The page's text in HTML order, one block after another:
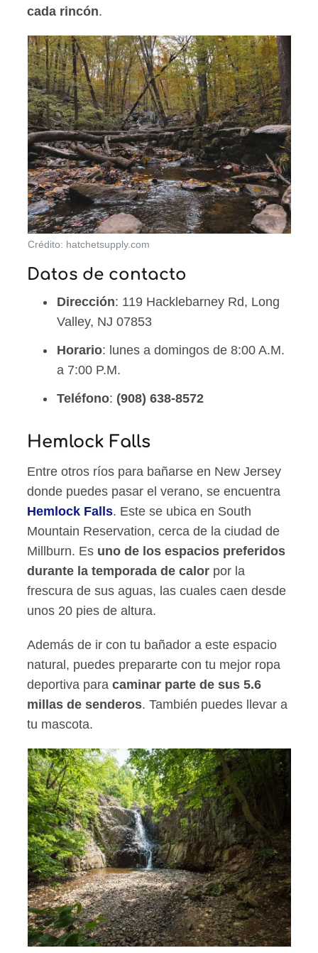
cada rincón.
Crédito: hatchetsupply.com
Datos de contacto
Dirección: 119 Hacklebarney Rd, Long
Valley, NJ 07853
Horario: lunes a domingos de 8:00 A.M.
a 7:00 P.M.
Teléfono: (908) 638-8572
Hemlock Falls
Entre otros ríos para bañarse en New Jersey
donde puedes pasar el verano, se encuentra
Hemlock Falls. Este se ubica en South
Mountain Reservation, cerca de la ciudad de
Millburn. Es uno de los espacios preferidos
durante la temporada de calor por la
frescura de sus aguas, las cuales caen desde
unos 20 pies de altura.
Además de ir con tu bañador a este espacio
natural, puedes prepararte con tu mejor ropa
deportiva paracaminar parte de sus 5.6
millas de senderos. También puedes llevar a
tu mascota.